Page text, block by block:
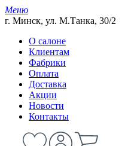
Меню
г. Минск, ул. М.Танка, 30/2
О салоне
Клиентам
Фабрики
Оплата
Доставка
Акции
Новости
Контакты